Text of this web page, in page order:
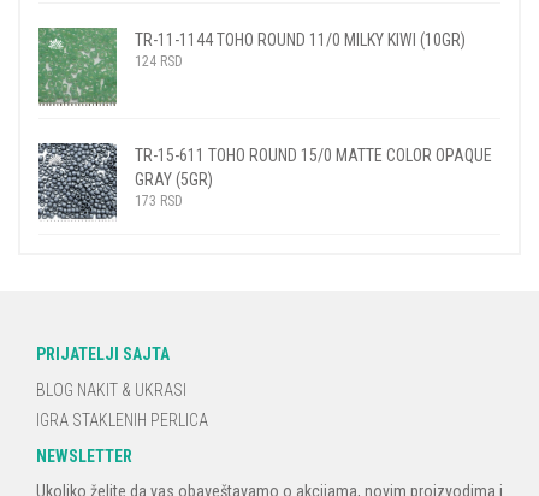
TR-11-1144 TOHO ROUND 11/0 MILKY KIWI (10GR)
124 RSD
TR-15-611 TOHO ROUND 15/0 MATTE COLOR OPAQUE
GRAY (5GR)
173 RSD
PRIJATELJI SAJTA
BLOG NAKIT & UKRASI
IGRA STAKLENIH PERLICA
NEWSLETTER
Ukoliko želite da vas obaveštavamo o akcijama, novim proizvodima i